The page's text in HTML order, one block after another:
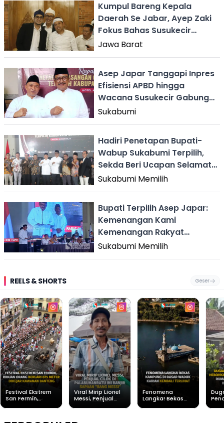
Kumpul Bareng Kepala
Daerah Se Jabar, Ayep Zaki
Fokus Bahas Susukecir
dengan Dedi Mulyadi
Jawa Barat
Asep Japar Tanggapi Inpres
Efisiensi APBD hingga
Wacana Susukecir Gabung
Kota Sukabumi
Sukabumi
Hadiri Penetapan Bupati-
Wabup Sukabumi Terpilih,
Sekda Beri Ucapan Selamat
ke Asep Japar-Andreas
Sukabumi Memilih
Bupati Terpilih Asep Japar:
Kemenangan Kami
Kemenangan Rakyat
Sukabumi
Sukabumi Memilih
REELS & SHORTS Geser
Festival Ekstrem
San Fermín,
Viral Mirip Lionel
Messi, Penjual
Fenomena
Langka! Bekas